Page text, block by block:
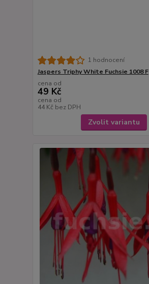
1 hodnocení
Jaspers Triphy White Fuchsie 1008 F
cena od
49 Kč
cena od
44 Kč bez DPH
Zvolit variantu